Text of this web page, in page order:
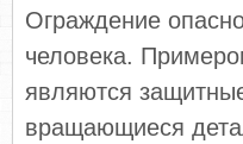
Ограждение
человека.
являются
вращающиеся